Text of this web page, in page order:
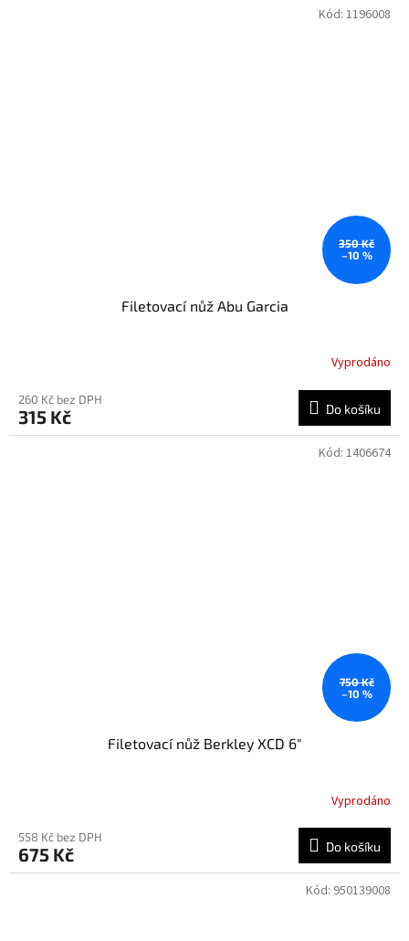
350 Kč
–10 %
Filetovací nůž Abu Garcia
Vyprodáno
260 Kč bez DPH
315 Kč Do košíku
Kód: 1196008
750 Kč
–10 %
Filetovací nůž Berkley XCD 6"
Vyprodáno
558 Kč bez DPH
675 Kč Do košíku
Kód: 1406674
Kód: 950139008